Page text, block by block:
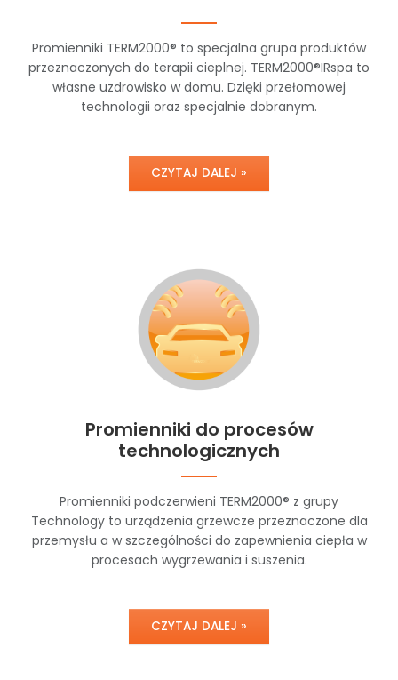
Promienniki TERM2000® to specjalna grupa produktów
przeznaczonych do terapii cieplnej. TERM2000®IRspa to
własne uzdrowisko w domu. Dzięki przełomowej
technologii oraz specjalnie dobranym.
CZYTAJ DALEJ »
Promienniki do procesów
technologicznych
Promienniki podczerwieni TERM2000® z grupy
Technology to urządzenia grzewcze przeznaczone dla
przemysłu a w szczególności do zapewnienia ciepła w
procesach wygrzewania i suszenia.
CZYTAJ DALEJ »